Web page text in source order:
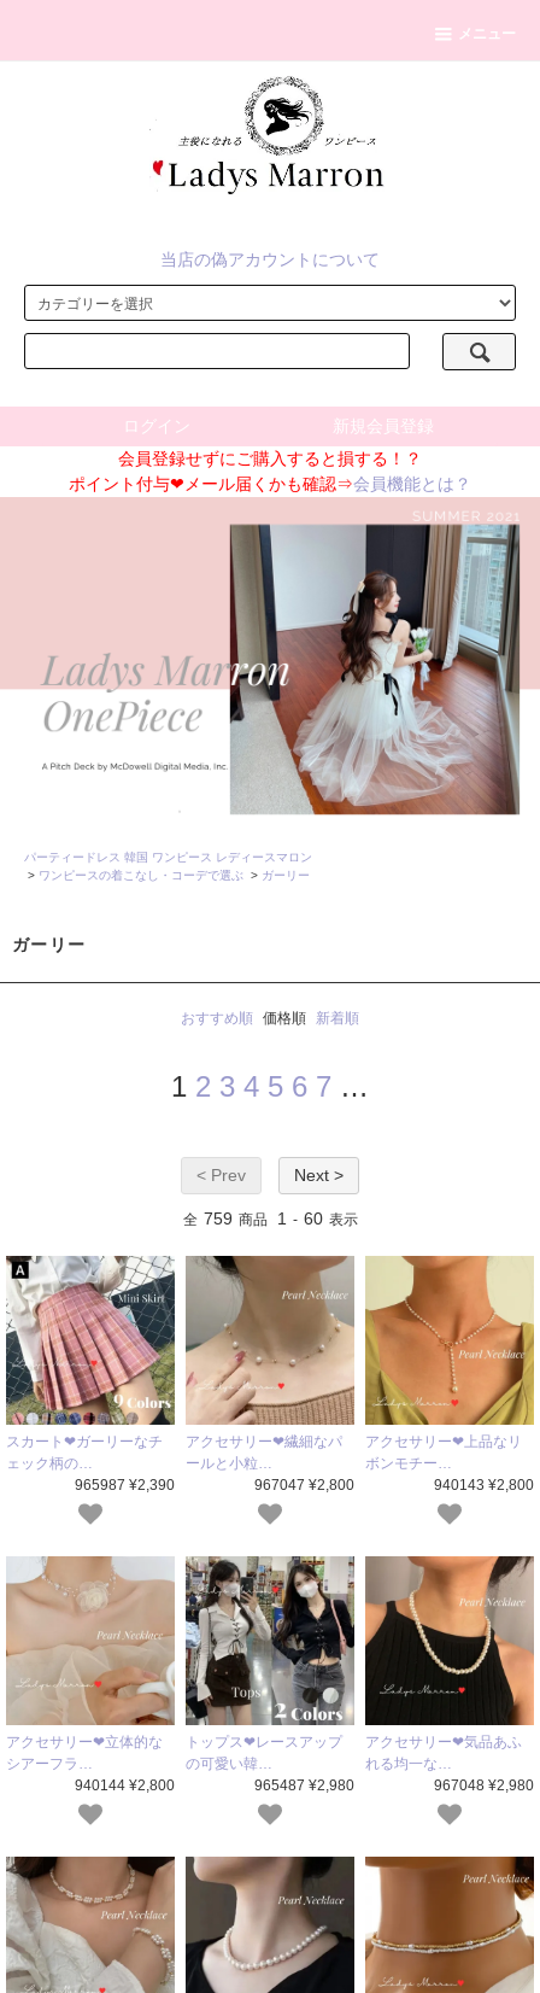
メニュー
当店の偽アカウントについて
ログイン
新規会員登録
会員登録せずにご購入すると損する！？
ポイント付与❤メール届くかも確認⇒会員機能とは？
パーティードレス 韓国 ワンピース レディースマロン
> ワンピースの着こなし・コーデで選ぶ > ガーリー
ガーリー
おすすめ順 価格順 新着順
1 2 3 4 5 6 7 …
< Prev Next >
全 759 商品 1 - 60 表示
スカート❤ガーリーなチ
ェック柄の…
965987 ¥2,390
アクセサリー❤繊細なパ
ールと小粒…
967047 ¥2,800
アクセサリー❤上品なリ
ボンモチー…
940143 ¥2,800
アクセサリー❤立体的な
シアーフラ…
940144 ¥2,800
トップス❤レースアップ
の可愛い韓…
965487 ¥2,980
アクセサリー❤気品あふ
れる均一な…
967048 ¥2,980